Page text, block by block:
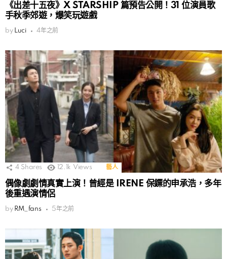
《出差十五夜》X STARSHIP 篇預告公開！31 位演員歌
手秋季郊遊，爆笑玩遊戲
by Luci 4年之前
4 Shares 12.1k Views 藝人
偶像劇劇情真實上演！曾經是 IRENE 保鏢的申承浩，多年
後重遇演情侶
by RM_fans 5年之前